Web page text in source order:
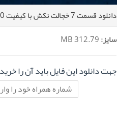
دانلود قسمت 7 خجالت نکش با کیفیت 480
سایز:
جهت دانلود این فایل باید آن را